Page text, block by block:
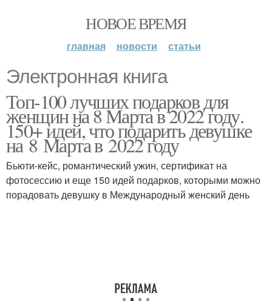
НОВОЕ ВРЕМЯ
главная новости статьи
Электронная книга
Топ-100 лучших подарков для
женщин на 8 Марта в 2022 году.
150+ идей, что подарить девушке
на 8 Марта в 2022 году
Бьюти-кейс, романтический ужин, сертификат на
фотосессию и еще 150 идей подарков, которыми можно
порадовать девушку в Международный женский день